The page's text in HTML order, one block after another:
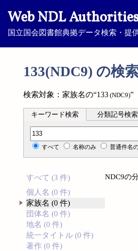
Web NDL
国立国会図書館典拠データ検索・提
133(NDC9) の検
検索対象：家族名の“133 (NDC9)”
キーワード検索 分類記号検索
分類記号検索
すべて 名称のみ 普通件名
すべて (3 件)
個人名 (0 件)
家族名 (0 件)
団体名 (0 件)
地名 (0 件)
統一タイトル (0 件)
著作 (0 件)
NDC9の